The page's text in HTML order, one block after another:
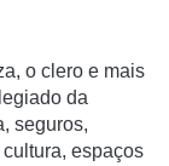
o clero e mais
da
seguros,
espaços